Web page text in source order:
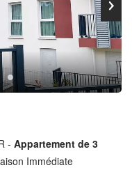
- Appartement de 3
Immédiate